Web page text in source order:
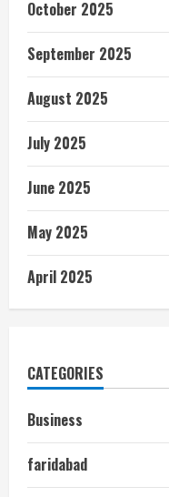
October 2025
September 2025
August 2025
July 2025
June 2025
May 2025
April 2025
CATEGORIES
Business
faridabad